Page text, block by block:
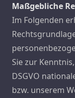
Maßgebliche
Im Folgenden
Sie zur
DSGVO
bzw. unserem